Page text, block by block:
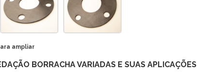
ampliar
BORRACHA VARIADAS E SUAS APLICAÇÕES